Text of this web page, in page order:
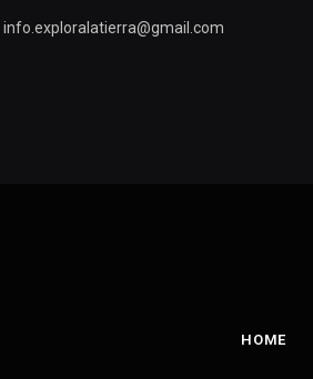
info.exploralatierra@gmail.com
HOME